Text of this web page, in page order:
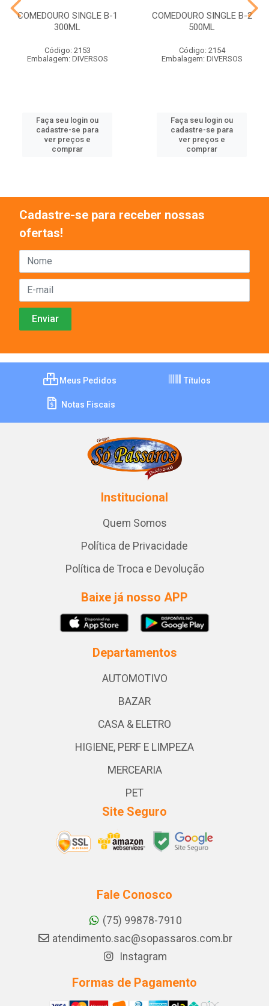
COMEDOURO SINGLE B-1
300ML
Código: 2153
Embalagem: DIVERSOS
Faça seu login ou
cadastre-se para
ver preços e
comprar
COMEDOURO SINGLE B-2
500ML
Código: 2154
Embalagem: DIVERSOS
Faça seu login ou
cadastre-se para
ver preços e
comprar
Cadastre-se para receber nossas
ofertas!
Meus Pedidos Títulos
Notas Fiscais
Institucional
Quem Somos
Política de Privacidade
Política de Troca e Devolução
Baixe já nosso APP
Departamentos
AUTOMOTIVO
BAZAR
CASA & ELETRO
HIGIENE, PERF E LIMPEZA
MERCEARIA
PET
Site Seguro
Fale Conosco
(75) 99878-7910
atendimento.sac@sopassaros.com.br
Instagram
Formas de Pagamento